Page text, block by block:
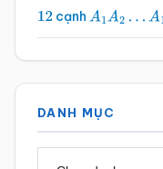
12 cạnh A1A2…A 12
DANH MỤC